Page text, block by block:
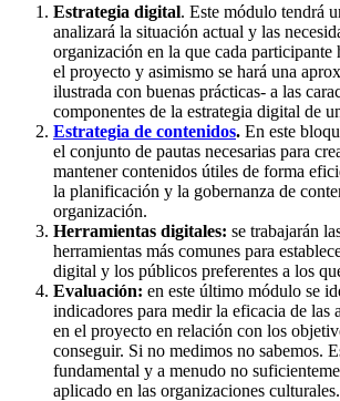
Estrategia digital. Este módulo tendrá
analizará la situación actual y las
organización en la que cada participante
el proyecto y asimismo se hará una
ilustrada con buenas prácticas- a las
componentes de la estrategia digital de
Estrategia de contenidos. En este
el conjunto de pautas necesarias para
mantener contenidos útiles de forma
la planificación y la gobernanza de
organización.
Herramientas digitales: se trabajarán
herramientas más comunes para
digital y los públicos preferentes a los
Evaluación: en este último módulo se
indicadores para medir la eficacia de las
en el proyecto en relación con los
conseguir. Si no medimos no sabemos.
fundamental y a menudo no
aplicado en las organizaciones culturales.